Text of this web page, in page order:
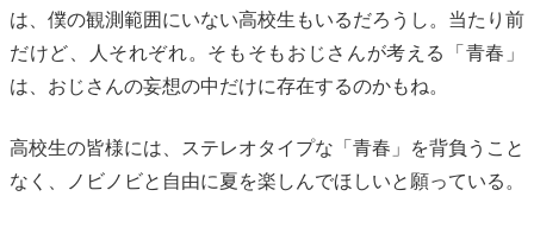
は、僕の観測範囲にいない高校生もいるだろうし。当たり前
だけど、人それぞれ。そもそもおじさんが考える「青春」
は、おじさんの妄想の中だけに存在するのかもね。
高校生の皆様には、ステレオタイプな「青春」を背負うこと
なく、ノビノビと自由に夏を楽しんでほしいと願っている。